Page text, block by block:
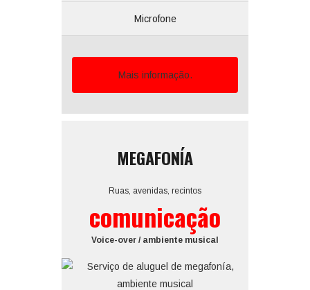
Microfone
Mais informação.
MEGAFONÍA
Ruas, avenidas, recintos
comunicação
Voice-over / ambiente musical